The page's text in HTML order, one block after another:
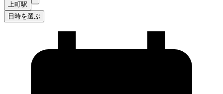
上町駅
日時を選ぶ